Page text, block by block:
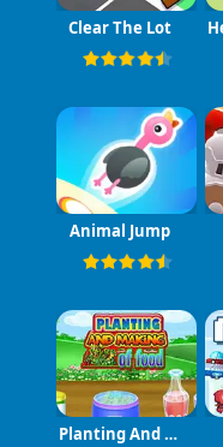
Clear The Lot
Animal Jump
Planting And Making of Food